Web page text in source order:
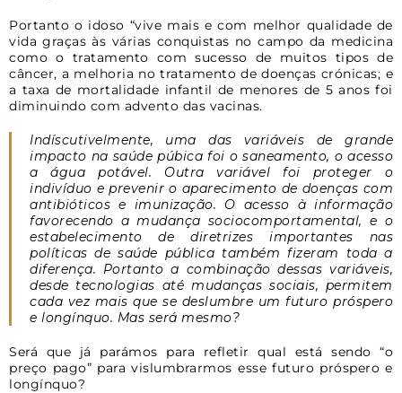
Portanto o idoso “vive mais e com melhor qualidade de
vida graças às várias conquistas no campo da medicina
como o tratamento com sucesso de muitos tipos de
câncer, a melhoria no tratamento de doenças crónicas; e
a taxa de mortalidade infantil de menores de 5 anos foi
diminuindo com advento das vacinas.
Indíscutivelmente, uma das variáveis de grande
impacto na saúde púbica foi o saneamento, o acesso
a água potável. Outra variável foi proteger o
indivíduo e prevenir o aparecimento de doenças com
antibióticos e imunização. O acesso à informação
favorecendo a mudança sociocomportamental, e o
estabelecimento de diretrizes importantes nas
políticas de saúde pública também fizeram toda a
diferença. Portanto a combinação dessas variáveis,
desde tecnologias até mudanças sociais, permitem
cada vez mais que se deslumbre um futuro próspero
e longínquo. Mas será mesmo?
Será que já parámos para refletir qual está sendo “o
preço pago” para vislumbrarmos esse futuro próspero e
longínquo?